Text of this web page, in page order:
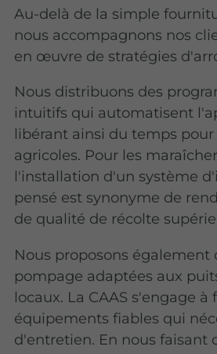
Au-delà de la simple
nous accompagnons nos
en œuvre de stratégies
Nous distribuons des
intuitifs qui automatisent
libérant ainsi du temps
agricoles. Pour les
l'installation d'un système
pensé est synonyme de
de qualité de récolte
Nous proposons également
pompage adaptées aux
locaux. La CAAS s'engage à
équipements fiables qui
d'entretien. En nous faisant